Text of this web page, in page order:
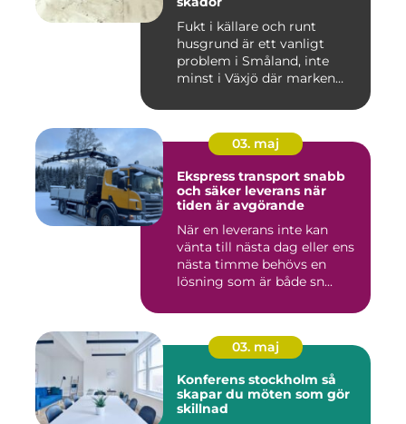
Fukt i källare och runt
husgrund är ett vanligt
problem i Småland, inte
minst i Växjö där marken
03. maj
Ekspress transport snabb
och säker leverans när
tiden är avgörande
När en leverans inte kan
vänta till nästa dag eller ens
nästa timme behövs en
lösning som är både sn...
03. maj
Konferens stockholm så
skapar du möten som gör
skillnad